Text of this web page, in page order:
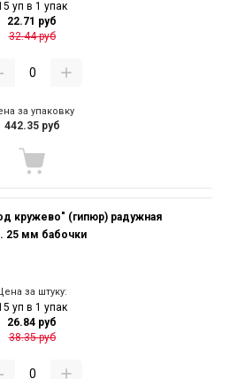
уп в 1 упак
22.71 руб
32.44 руб
за упаковку
442.35 руб
кружево" (гипюр) радужная
25 мм бабочки
за штуку:
уп в 1 упак
26.84 руб
38.35 руб